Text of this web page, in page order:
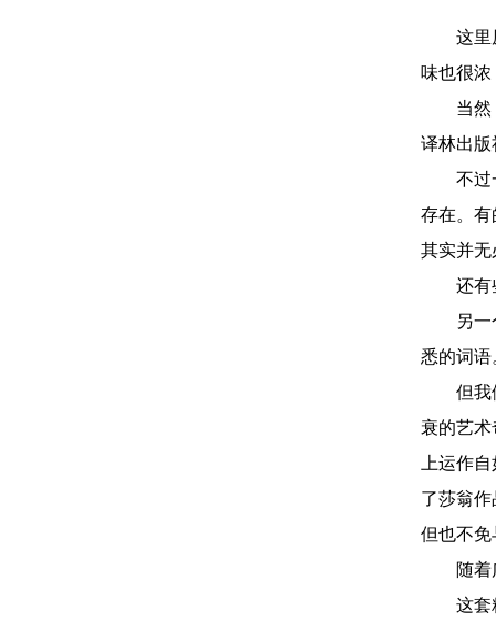
这里
味也很
当然
译林出版
不过
存在。有
其实并无
还有
另
悉的词语
但我
衰的艺
上运作
了莎翁
但也不免
随
这套